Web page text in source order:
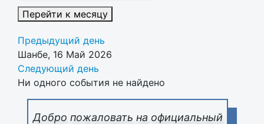
Добро пожаловать на официальный
Перейти к месяцу
Предыдущий день
Шанбе, 16 Май 2026
Следующий день
Ни одного события не найдено